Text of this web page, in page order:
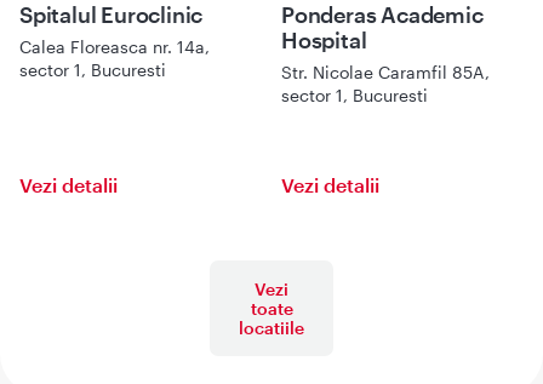
Spitalul Euroclinic
Calea Floreasca nr. 14a,
sector 1, Bucuresti
Vezi detalii
Ponderas Academic
Hospital
Str. Nicolae Caramfil 85A,
sector 1, Bucuresti
Vezi detalii
Vezi
toate
locatiile